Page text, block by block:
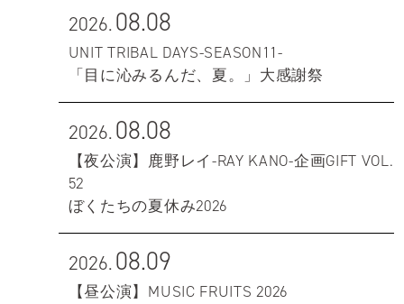
2026.08.08
UNIT TRIBAL DAYS-SEASON11-
「目に沁みるんだ、夏。」大感謝祭
2026.08.08
【夜公演】鹿野レイ-RAY KANO-企画GIFT VOL.
52
ぼくたちの夏休み2026
2026.08.09
【昼公演】MUSIC FRUITS 2026